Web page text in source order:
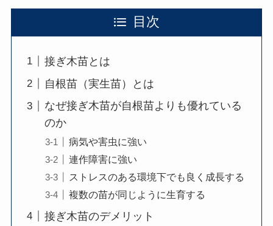
目次
接ぎ木苗とは
自根苗（実生苗）とは
なぜ接ぎ木苗が自根苗よりも優れている
のか
病気や害虫に強い
連作障害に強い
ストレスのある環境下でも良く成長する
複数の苗が同じように生育する
接ぎ木苗のデメリット